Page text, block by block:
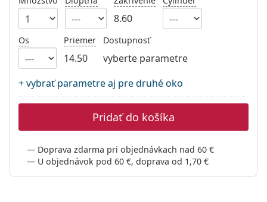
Persol
Prada
Všetky značky
8.60
Os Priemer
14.50
Dostupnosť
vyberte parametre
+ vybrať parametre aj pre druhé oko
Pridať do košíka
Doprava zdarma pri objednávkach nad 60 €
U objednávok pod 60 €, doprava od 1,70 €